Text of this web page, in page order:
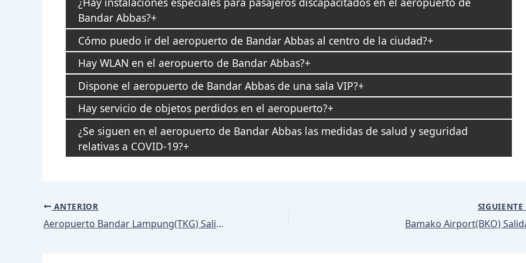
Bandar Abbas?
Cómo puedo ir del aeropuerto de Bandar Abbas al centro de la ciudad?
Hay WLAN en el aeropuerto de Bandar Abbas?
Dispone el aeropuerto de Bandar Abbas de una sala VIP?
Hay servicio de objetos perdidos en el aeropuerto?
¿Se siguen en el aeropuerto de Bandar Abbas las medidas de salud y seguridad
relativas a COVID-19?
Navegación
de
ANTERIOR
Aeropuerto Bandar Lampung(TKG) Salidas
SIGUIENTE
Bamako Airport(BKO)